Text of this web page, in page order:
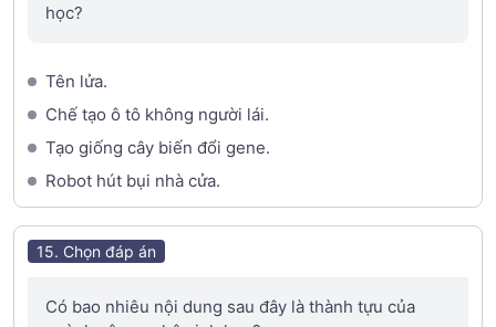
học?
Tên lửa.
Chế tạo ô tô không người lái.
Tạo giống cây biến đổi gene.
Robot hút bụi nhà cửa.
15. Chọn đáp án
Có bao nhiêu nội dung sau đây là thành tựu của